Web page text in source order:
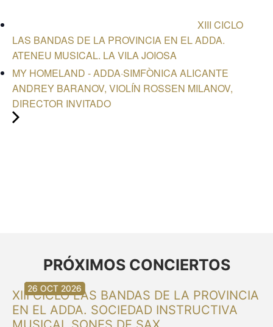
XIII CICLO
LAS BANDAS DE LA PROVINCIA EN EL ADDA.
ATENEU MUSICAL. LA VILA JOIOSA
MY HOMELAND - ADDA·SIMFÒNICA ALICANTE
ANDREY BARANOV, VIOLÍN ROSSEN MILANOV,
DIRECTOR INVITADO
PRÓXIMOS CONCIERTOS
XIII CICLO LAS BANDAS DE LA PROVINCIA
EN EL ADDA. SOCIEDAD INSTRUCTIVA
30 AUG 2026
30 AUG 2026
13 SEP 2026
20 SEP 2026
20 SEP 2026
26 SEP 2026
03 OCT 2026
16 OCT 2026
26 OCT 2026